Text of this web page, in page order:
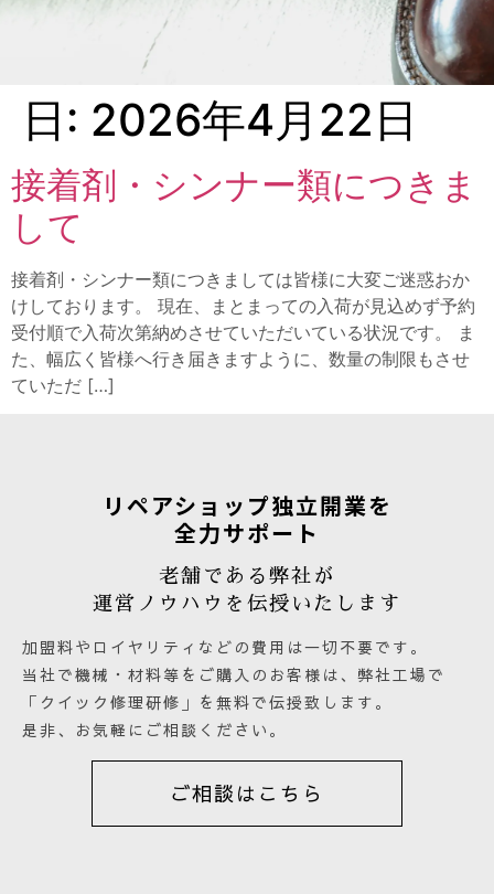
日: 2026年4月22日
接着剤・シンナー類につきま
して
接着剤・シンナー類につきましては皆様に大変ご迷惑おか
けしております。 現在、まとまっての入荷が見込めず予約
受付順で入荷次第納めさせていただいている状況です。 ま
た、幅広く皆様へ行き届きますように、数量の制限もさせ
ていただ […]
リペアショップ独立開業を
全力サポート
老舗である弊社が
運営ノウハウを伝授いたします
加盟料やロイヤリティなどの費用は一切不要です。
当社で機械・材料等をご購入のお客様は、弊社工場で
「クイック修理研修」を無料で伝授致します。
是非、お気軽にご相談ください。
ご相談はこちら